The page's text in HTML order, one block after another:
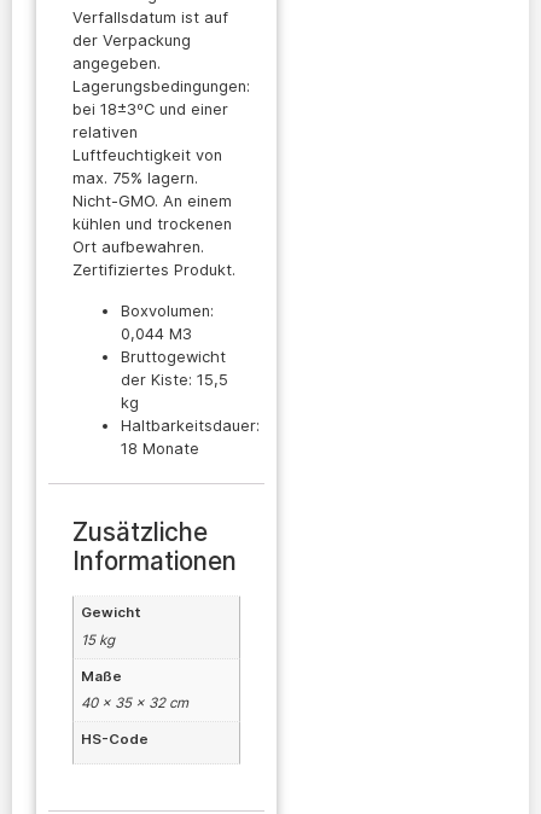
Verfallsdatum ist auf
der Verpackung
angegeben.
Lagerungsbedingungen:
bei 18±3ºC und einer
relativen
Luftfeuchtigkeit von
max. 75% lagern.
Nicht-GMO. An einem
kühlen und trockenen
Ort aufbewahren.
Zertifiziertes Produkt.
Boxvolumen:
0,044 M3
Bruttogewicht
der Kiste: 15,5
kg
Haltbarkeitsdauer:
18 Monate
Zusätzliche
Informationen
Gewicht
15 kg
Maße
40 × 35 × 32 cm
HS-Code